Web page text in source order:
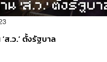
.ว.’ ตั้งรัฐบาล